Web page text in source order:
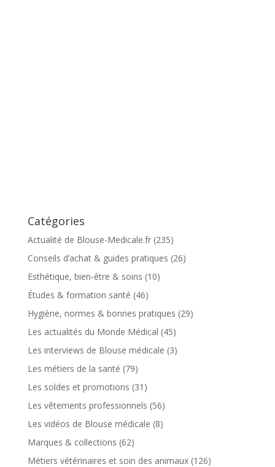
Catégories
Actualité de Blouse-Medicale.fr(235)
Conseils d’achat & guides pratiques (26)
Esthétique, bien-être & soins (10)
Études & formation santé (46)
Hygiène, normes & bonnes pratiques (29)
Les actualités du Monde Médical (45)
Les interviews de Blouse médicale (3)
Les métiers de la santé (79)
Les soldes et promotions (31)
Les vêtements professionnels (56)
Les vidéos de Blouse médicale (8)
Marques & collections (62)
Métiers vétérinaires et soin des animaux(126)